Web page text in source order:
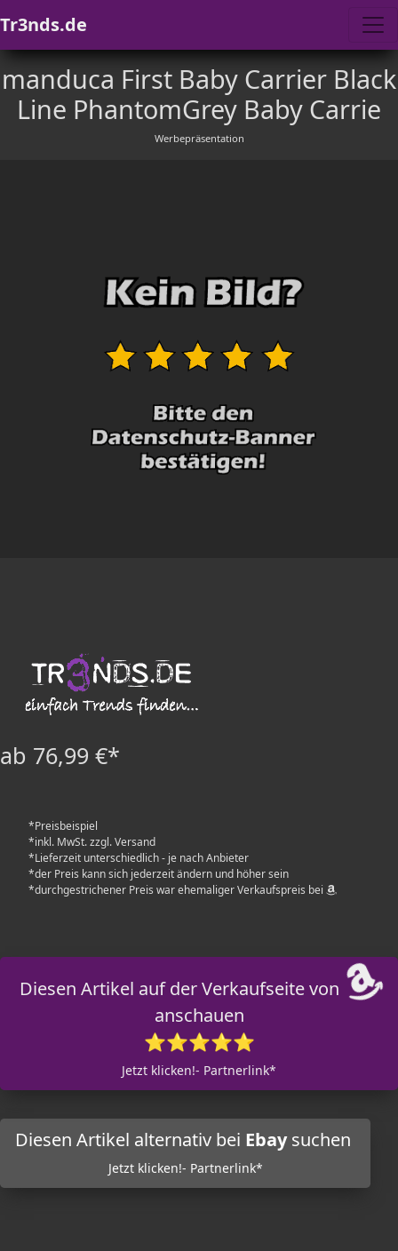
Tr3nds.de
manduca First Baby Carrier Black
Line PhantomGrey Baby Carrie
Werbepräsentation
ab 76,99 €*
*Preisbeispiel
*inkl. MwSt. zzgl. Versand
*Lieferzeit unterschiedlich - je nach Anbieter
*der Preis kann sich jederzeit ändern und höher sein
*durchgestrichener Preis war ehemaliger Verkaufspreis bei
Diesen Artikel auf der Verkaufseite von
anschauen
⭐⭐⭐⭐⭐
Jetzt klicken!- Partnerlink*
Diesen Artikel alternativ bei Ebaysuchen
Jetzt klicken!- Partnerlink*